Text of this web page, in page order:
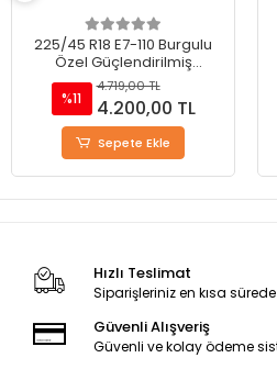
225/45 R18 E7-110 Burgulu
Özel Güçlendirilmiş
Takmatik Kar Zinciri
%11
4.719,00 TL
4.200,00 TL
Sepete Ekle
Hızlı Teslimat
Siparişleriniz en kısa
Güvenli Alışveriş
Güvenli ve kolay ödeme